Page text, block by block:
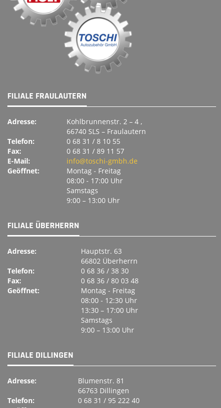
FILIALE FRAULAUTERN
Adresse:
Kohlbrunnenstr. 2 – 4 ,
66740 SLS – Fraulautern
Telefon:
0 68 31 / 8 10 55
Fax:
0 68 31 / 89 11 57
E-Mail:
info@toschi-gmbh.de
Geöffnet:
Montag ‐ Freitag
08:00 ‐ 17:00 Uhr
Samstags
9:00 – 13:00 Uhr
FILIALE ÜBERHERRN
Adresse:
Hauptstr. 63
66802 Überherrn
Telefon:
0 68 36 / 38 30
Fax:
0 68 36 / 80 03 48
Geöffnet:
Montag ‐ Freitag
08:00 ‐ 12:30 Uhr
13:30 – 17:00 Uhr
Samstags
9:00 – 13:00 Uhr
FILIALE DILLINGEN
Adresse:
Blumenstr. 81
66763 Dillingen
Telefon:
0 68 31 / 95 222 40